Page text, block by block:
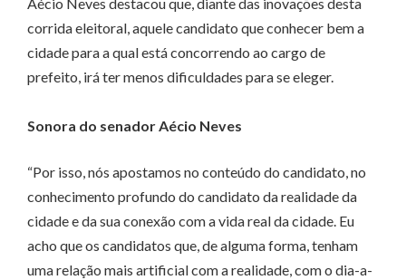
corrida eleitoral, aquele candidato que conhecer bem a
cidade para a qual está concorrendo ao cargo de
prefeito, irá ter menos dificuldades para se eleger.
Sonora do senador Aécio Neves
“Por isso, nós apostamos no conteúdo do candidato, no
conhecimento profundo do candidato da realidade da
cidade e da sua conexão com a vida real da cidade. Eu
acho que os candidatos que, de alguma forma, tenham
uma relação mais artificial com a realidade, com o dia-a-